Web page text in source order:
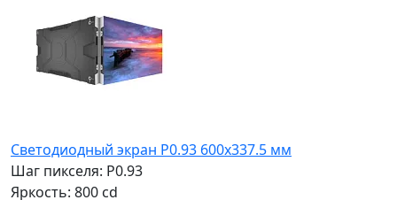
Светодиодный экран P0.93 600х337.5 мм
Шаг пикселя: P0.93
Яркость: 800 cd